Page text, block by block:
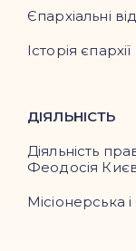
Єпархіальні
Історія єпархії
ДІЯЛЬНІСТЬ
Діяльність
Феодосія
Місіонерська